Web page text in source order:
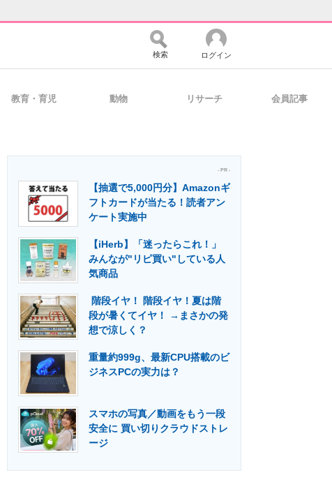
ーのコミュニティ マーケ×ITの今がよく分かる
導入・活用を支援
の専門メディア 建設×テクノロジーの最前線
検索 ログイン
教育・育児 動物 リサーチ 会員記事
- PR -
【抽選で5,000円分】Amazonギ
フトカードが当たる！読者アン
ケート実施中
【iHerb】「迷ったらこれ！」
みんなが"リピ買い"している人
気商品
階段イヤ！ 階段イヤ！夏は階
段が暑くてイヤ！ →まさかの発
想で涼しく？
重量約999g、最新CPU搭載のビ
ジネスPCの実力は？
スマホの写真／動画をもう一段
安全に 買い切りクラウドストレ
ージ